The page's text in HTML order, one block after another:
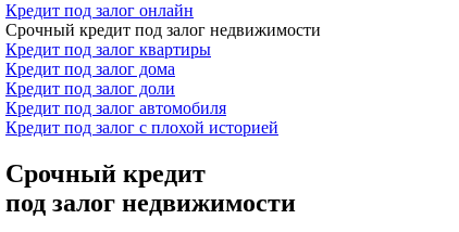
Кредит под залог онлайн
Срочный кредит под залог недвижимости
Кредит под залог квартиры
Кредит под залог дома
Кредит под залог доли
Кредит под залог автомобиля
Кредит под залог с плохой историей
Срочный кредит
под залог недвижимости